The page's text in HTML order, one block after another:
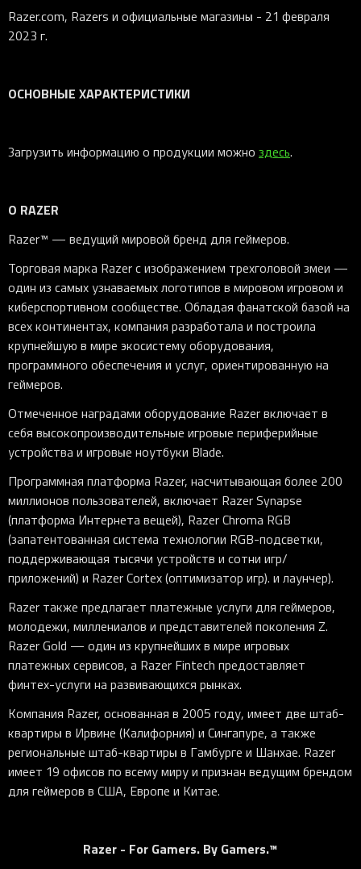
Razer.com, Razers и официальные магазины - 21 февраля
2023 г.
ОСНОВНЫЕ ХАРАКТЕРИСТИКИ
Загрузить информацию о продукции можно здесь.
О RAZER
Razer™ — ведущий мировой бренд для геймеров.
Торговая марка Razer с изображением трехголовой змеи —
один из самых узнаваемых логотипов в мировом игровом и
киберспортивном сообществе. Обладая фанатской базой на
всех континентах, компания разработала и построила
крупнейшую в мире экосистему оборудования,
программного обеспечения и услуг, ориентированную на
геймеров.
Отмеченное наградами оборудование Razer включает в
себя высокопроизводительные игровые периферийные
устройства и игровые ноутбуки Blade.
Программная платформа Razer, насчитывающая более 200
миллионов пользователей, включает Razer Synapse
(платформа Интернета вещей), Razer Chroma RGB
(запатентованная система технологии RGB-подсветки,
поддерживающая тысячи устройств и сотни игр/
приложений) и Razer Cortex (оптимизатор игр). и лаунчер).
Razer также предлагает платежные услуги для геймеров,
молодежи, миллениалов и представителей поколения Z.
Razer Gold — один из крупнейших в мире игровых
платежных сервисов, а Razer Fintech предоставляет
финтех-услуги на развивающихся рынках.
Компания Razer, основанная в 2005 году, имеет две штаб-
квартиры в Ирвине (Калифорния) и Сингапуре, а также
региональные штаб-квартиры в Гамбурге и Шанхае. Razer
имеет 19 офисов по всему миру и признан ведущим брендом
для геймеров в США, Европе и Китае.
Razer - For Gamers. By Gamers.™